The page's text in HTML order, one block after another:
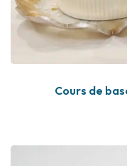
Cours de